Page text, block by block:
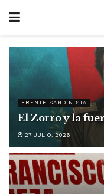
FRENTE SANDINISTA
El Zorro y la
27 JULIO, 2026